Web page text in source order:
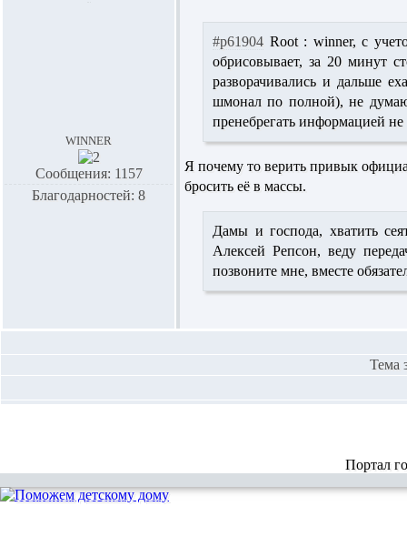
winner
Сообщения: 1157
Благодарностей: 8
#p61904 Root : winner,с
обрисовывает, за 20 минут
разворачивались и дальше
шмонал по полной), не
пренебрегать информацией не
Я почему то верить привык
бросить её в массы.
Дамы и господа, хватить
Алексей Репсон, веду
позвоните мне, вместе
Тема
Портал